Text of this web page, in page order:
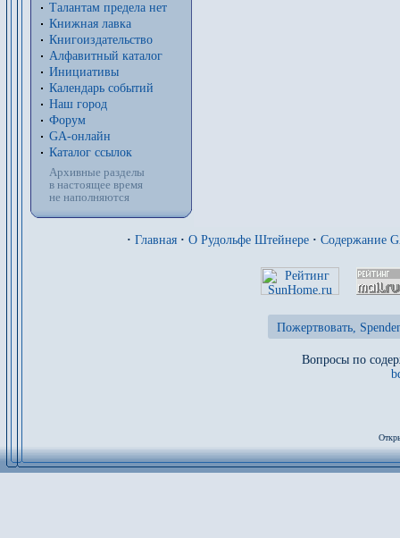
Талантам предела нет
Книжная лавка
Книгоиздательство
Алфавитный каталог
Инициативы
Календарь событий
Наш город
Форум
GA-онлайн
Каталог ссылок
Архивные разделы
в настоящее время
не наполняются
· Главная · О Рудольфе Штейнере · Содержание
Пожертвовать,
Вопросы по